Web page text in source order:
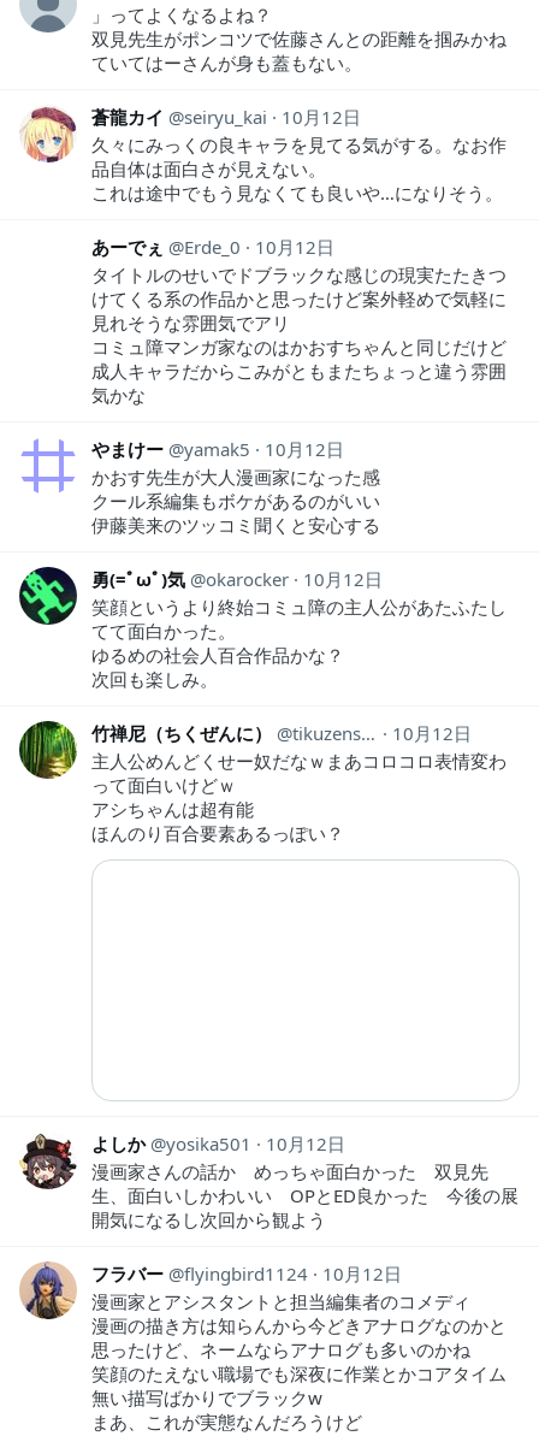
」ってよくなるよね？
双見先生がポンコツで佐藤さんとの距離を掴みかね
ていてはーさんが身も蓋もない。
蒼龍カイ seiryu_kai
10月12日
久々にみっくの良キャラを見てる気がする。なお作
品自体は面白さが見えない。
これは途中でもう見なくても良いや…になりそう。
あーでぇ Erde_0
10月12日
タイトルのせいでドブラックな感じの現実たたきつ
けてくる系の作品かと思ったけど案外軽めで気軽に
見れそうな雰囲気でアリ
コミュ障マンガ家なのはかおすちゃんと同じだけど
成人キャラだからこみがともまたちょっと違う雰囲
気かな
やまけー yamak5
10月12日
かおす先生が大人漫画家になった感
クール系編集もボケがあるのがいい
伊藤美来のツッコミ聞くと安心する
勇(=ﾟωﾟ)気 okarocker
10月12日
笑顔というより終始コミュ障の主人公があたふたし
てて面白かった。
ゆるめの社会人百合作品かな？
次回も楽しみ。
竹禅尼（ちくぜんに） tikuzensan
10月12日
主人公めんどくせー奴だなｗまあコロコロ表情変わ
って面白いけどｗ
アシちゃんは超有能
ほんのり百合要素あるっぽい？
よしか yosika501
10月12日
漫画家さんの話か めっちゃ面白かった 双見先
生、面白いしかわいい OPとED良かった 今後の展
開気になるし次回から観よう
フラバー flyingbird1124
10月12日
漫画家とアシスタントと担当編集者のコメディ
漫画の描き方は知らんから今どきアナログなのかと
思ったけど、ネームならアナログも多いのかね
笑顔のたえない職場でも深夜に作業とかコアタイム
無い描写ばかりでブラックw
まあ、これが実態なんだろうけど